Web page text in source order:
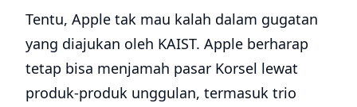
Tentu, Apple tak mau kalah dalam gugatan
yang diajukan oleh KAIST. Apple berharap
tetap bisa menjamah pasar Korsel lewat
produk-produk unggulan, termasuk trio